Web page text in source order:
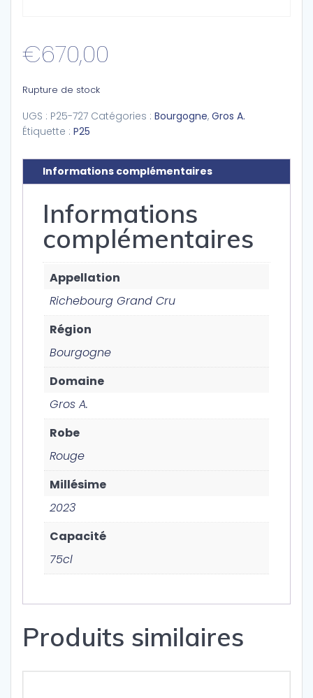
€670,00
Rupture de stock
UGS : P25-727 Catégories : Bourgogne, Gros A.
Étiquette : P25
Informations complémentaires
Informations
complémentaires
Appellation
Richebourg Grand Cru
Région
Bourgogne
Domaine
Gros A.
Robe
Rouge
Millésime
2023
Capacité
75cl
Produits similaires